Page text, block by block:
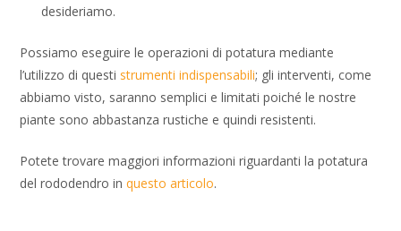
desideriamo.
Possiamo eseguire le operazioni di potatura mediante
l’utilizzo di questi strumenti indispensabili; gli interventi, come
abbiamo visto, saranno semplici e limitati poiché le nostre
piante sono abbastanza rustiche e quindi resistenti.
Potete trovare maggiori informazioni riguardanti la potatura
del rododendro inquesto articolo.